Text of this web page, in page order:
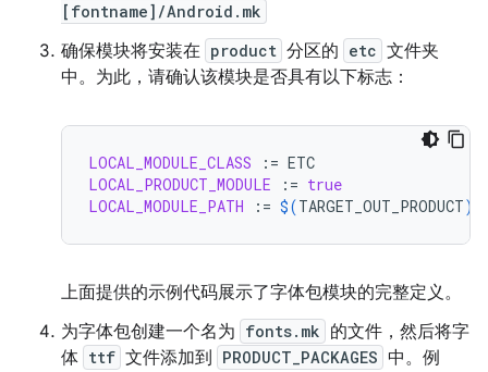
[fontname]/Android.mk
确保模块将安装在 product 分区的 etc 文件夹
中。为此，请确认该模块是否具有以下标志：
LOCAL_MODULE_CLASS :=
LOCAL_PRODUCT_MODULE
:= true
LOCAL_MODULE_PATH
:= $(TARGET_OUT_PRODUCT)
上面提供的示例代码展示了字体包模块的完整定义。
为字体包创建一个名为 fonts.mk 的文件，然后将字
体 ttf 文件添加到 PRODUCT_PACKAGES 中。例